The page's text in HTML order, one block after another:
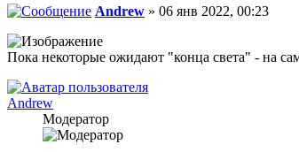
Andrew » 06 янв 2022, 00:23
Пока некоторые ожидают "конца света" - на
Andrew
Модератор